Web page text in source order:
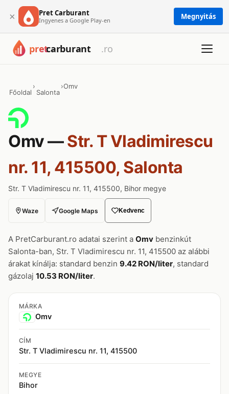
× Pret Carburant
Ingyenes a Google Play-en Megnyitás
Főoldal
›
Salonta
›Omv
Omv —Str. T Vladimirescu
nr. 11, 415500, Salonta
Str. T Vladimirescu nr. 11, 415500, Bihor megye
Waze Google Maps Kedvenc
A PretCarburant.ro adatai szerint a Omv benzinkút
Salonta-ban, Str. T Vladimirescu nr. 11, 415500 az alábbi
árakat kínálja: standard benzin 9.42 RON/liter, standard
gázolaj 10.53 RON/liter.
MÁRKA
Omv
CÍM
Str. T Vladimirescu nr. 11, 415500
MEGYE
Bihor